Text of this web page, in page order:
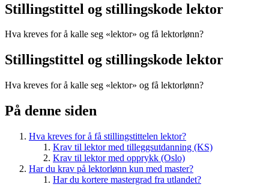
Stillingstittel og stillingskode lektor
Hva kreves for å kalle seg «lektor» og få lektorlønn?
Stillingstittel og stillingskode lektor
Hva kreves for å kalle seg «lektor» og få lektorlønn?
På denne siden
Hva kreves for å få stillingstittelen lektor?
Krav til lektor med tilleggsutdanning (KS)
Krav til lektor med opprykk (Oslo)
Har du krav på lektorlønn kun med master?
Har du kortere mastergrad fra utlandet?